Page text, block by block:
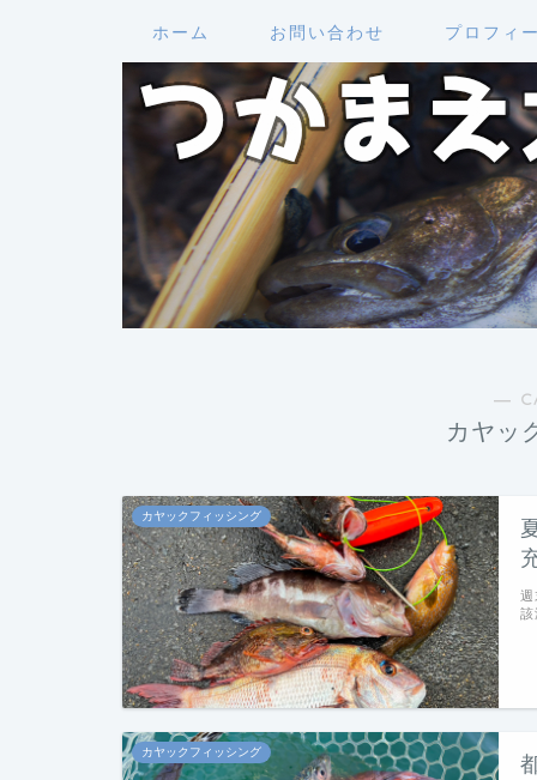
ホーム お問い合わせ プロフィ
―
カヤッ
カヤックフィッシング
週
該
カヤックフィッシング